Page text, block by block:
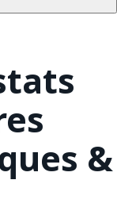
&